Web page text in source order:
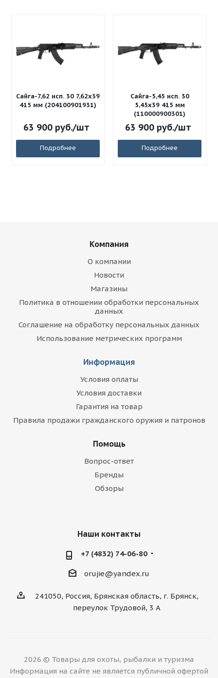
Сайга-7,62 исп. 30 7,62x39
415 мм (204100901931)
63 900руб./шт
Подробнее
Сайга-5,45 исп. 30
5,45x39 415 мм
(110000900301)
63 900руб./шт
Подробнее
Компания
О компании
Новости
Магазины
Политика в отношении обработки персональных
данных
Соглашение на обработку персональных данных
Использование метрических программ
Информация
Условия оплаты
Условия доставки
Гарантия на товар
Правила продажи гражданского оружия и патронов
Помощь
Вопрос-ответ
Бренды
Обзоры
Наши контакты
+7 (4832) 74-06-80
orujie@yandex.ru
241050, Россия, Брянская область, г. Брянск,
переулок Трудовой, 3 А
2026 © Товары для охоты, рыбалки и туризма
Информация на сайте не является публичной офертой